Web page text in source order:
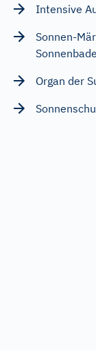
Intensive
Sonnen-
Organ der